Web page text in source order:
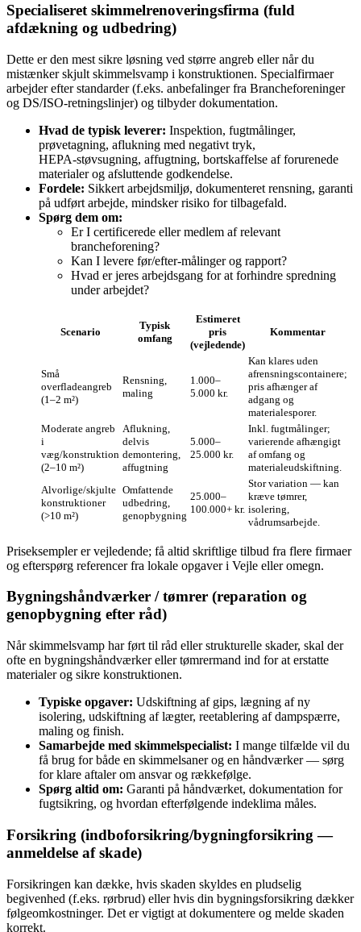
Specialiseret skimmelrenoveringsfirma (fuld
afdækning og udbedring)
Dette er den mest sikre løsning ved større angreb eller når du
mistænker skjult skimmelsvamp i konstruktionen. Specialfirmaer
arbejder efter standarder (f.eks. anbefalinger fra Brancheforeninger
og DS/ISO‑retningslinjer) og tilbyder dokumentation.
Hvad de typisk leverer: Inspektion, fugtmålinger,
prøvetagning, aflukning med negativt tryk,
HEPA‑støvsugning, affugtning, bortskaffelse af forurenede
materialer og afsluttende godkendelse.
Fordele: Sikkert arbejdsmiljø, dokumenteret rensning, garanti
på udført arbejde, mindsker risiko for tilbagefald.
Spørg dem om:
Er I certificerede eller medlem af relevant
brancheforening?
Kan I levere før/efter‑målinger og rapport?
Hvad er jeres arbejdsgang for at forhindre spredning
under arbejdet?
Scenario
Typisk
omfang
Estimeret
pris
(vejledende)
Kommentar
Små
overfladeangreb
(1–2 m²)
Rensning,
maling
1.000–
5.000 kr.
Kan klares uden
afrensningscontainere;
pris afhænger af
adgang og
materialesporer.
Moderate angreb
i
væg/konstruktion
(2–10 m²)
Aflukning,
delvis
demontering,
affugtning
5.000–
25.000 kr.
Inkl. fugtmålinger;
varierende afhængigt
af omfang og
materialeudskiftning.
Alvorlige/skjulte
konstruktioner
(>10 m²)
Omfattende
udbedring,
genopbygning
25.000–
100.000+ kr.
Stor variation — kan
kræve tømrer,
isolering,
vådrumsarbejde.
Priseksempler er vejledende; få altid skriftlige tilbud fra flere firmaer
og efterspørg referencer fra lokale opgaver i Vejle eller omegn.
Bygningshåndværker / tømrer (reparation og
genopbygning efter råd)
Når skimmelsvamp har ført til råd eller strukturelle skader, skal der
ofte en bygningshåndværker eller tømrermand ind for at erstatte
materialer og sikre konstruktionen.
Typiske opgaver: Udskiftning af gips, lægning af ny
isolering, udskiftning af lægter, reetablering af dampspærre,
maling og finish.
Samarbejde med skimmelspecialist: I mange tilfælde vil du
få brug for både en skimmelsaner og en håndværker — sørg
for klare aftaler om ansvar og rækkefølge.
Spørg altid om: Garanti på håndværket, dokumentation for
fugtsikring, og hvordan efterfølgende indeklima måles.
Forsikring (indboforsikring/bygningforsikring —
anmeldelse af skade)
Forsikringen kan dække, hvis skaden skyldes en pludselig
begivenhed (f.eks. rørbrud) eller hvis din bygningsforsikring dækker
følgeomkostninger. Det er vigtigt at dokumentere og melde skaden
korrekt.